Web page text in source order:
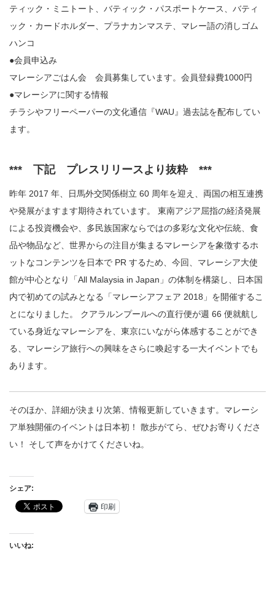
ティック・ミニトート、バティック・パスポートケース、バティ
ック・カードホルダー、プラナカンマステ、マレー語の消しゴム
ハンコ
●会員申込み
マレーシアごはん会 会員募集しています。会員登録費1000円
●マレーシアに関する情報
チラシやフリーペーパーの文化通信『WAU』過去誌を配布してい
ます。
*** 下記 プレスリリースより抜粋 ***
昨年 2017 年、日馬外交関係樹立 60 周年を迎え、両国の相互連携
や発展がますます期待されています。 東南アジア屈指の経済発展
による投資機会や、多民族国家ならではの多彩な文化や伝統、食
品や物品など、世界からの注目が集まるマレーシアを象徴するホ
ットなコンテンツを日本で PR するため、今回、マレーシア大使
館が中心となり「All Malaysia in Japan」の体制を構築し、日本国
内で初めての試みとなる「マレーシアフェア 2018」を開催するこ
とになりました。 クアラルンプールへの直行便が週 66 便就航し
ている身近なマレーシアを、東京にいながら体感することができ
る、マレーシア旅行への興味をさらに喚起する一大イベントでも
あります。
そのほか、詳細が決まり次第、情報更新していきます。マレーシ
ア単独開催のイベントは日本初！ 散歩がてら、ぜひお寄りくださ
い！ そして声をかけてくださいね。
シェア:
印刷
いいね: